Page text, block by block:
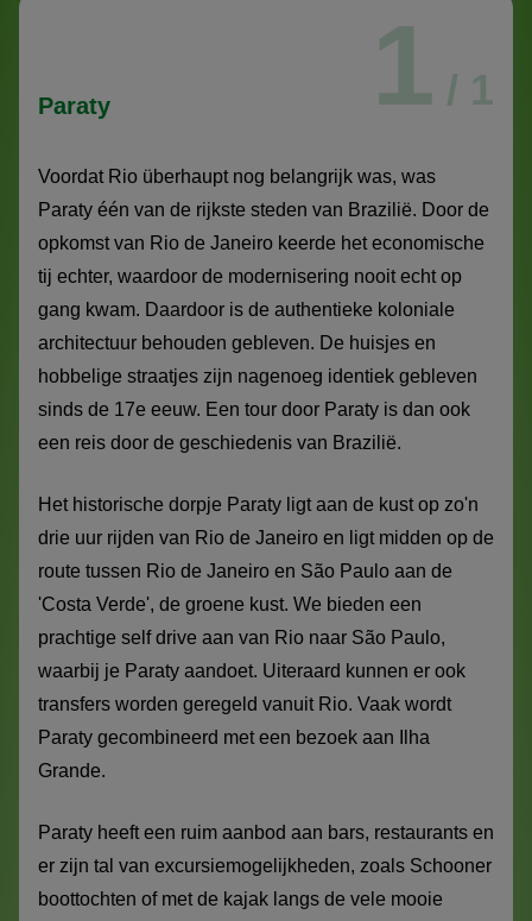
Paraty 1 / 1
Voordat Rio überhaupt nog belangrijk was, was
Paraty één van de rijkste steden van Brazilië. Door de
opkomst van Rio de Janeiro keerde het economische
tij echter, waardoor de modernisering nooit echt op
gang kwam. Daardoor is de authentieke koloniale
architectuur behouden gebleven. De huisjes en
hobbelige straatjes zijn nagenoeg identiek gebleven
sinds de 17e eeuw. Een tour door Paraty is dan ook
een reis door de geschiedenis van Brazilië.
Het historische dorpje Paraty ligt aan de kust op zo'n
drie uur rijden van Rio de Janeiro en ligt midden op de
route tussen Rio de Janeiro en São Paulo aan de
'Costa Verde', de groene kust. We bieden een
prachtige self drive aan van Rio naar São Paulo,
waarbij je Paraty aandoet. Uiteraard kunnen er ook
transfers worden geregeld vanuit Rio. Vaak wordt
Paraty gecombineerd met een bezoek aan Ilha
Grande.
Paraty heeft een ruim aanbod aan bars, restaurants en
er zijn tal van excursiemogelijkheden, zoals Schooner
boottochten of met de kajak langs de vele mooie